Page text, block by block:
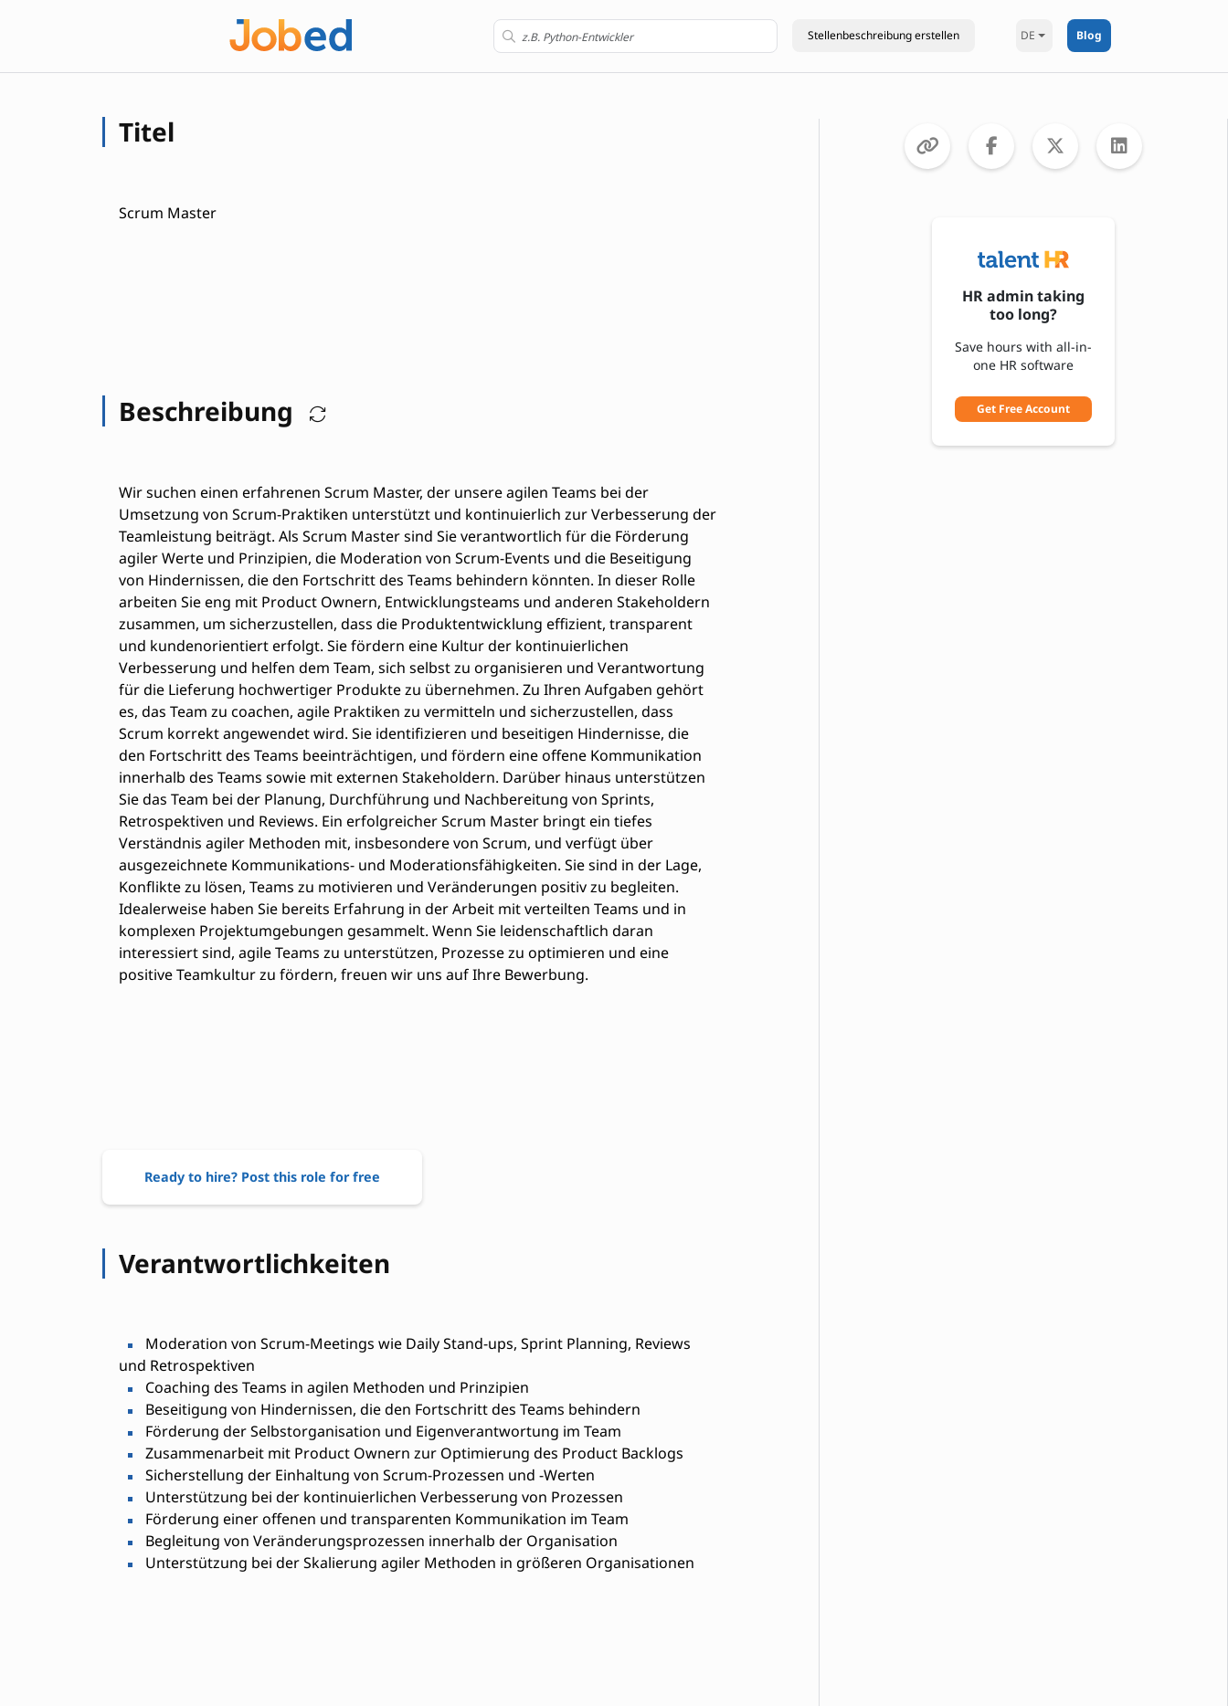
DE Blog
Titel
Scrum Master
Beschreibung
Wir suchen einen erfahrenen Scrum Master, der unsere agilen Teams bei der
Umsetzung von Scrum-Praktiken unterstützt und kontinuierlich zur Verbesserung der
Teamleistung beiträgt. Als Scrum Master sind Sie verantwortlich für die Förderung
agiler Werte und Prinzipien, die Moderation von Scrum-Events und die Beseitigung
von Hindernissen, die den Fortschritt des Teams behindern könnten. In dieser Rolle
arbeiten Sie eng mit Product Ownern, Entwicklungsteams und anderen Stakeholdern
zusammen, um sicherzustellen, dass die Produktentwicklung effizient, transparent
und kundenorientiert erfolgt. Sie fördern eine Kultur der kontinuierlichen
Verbesserung und helfen dem Team, sich selbst zu organisieren und Verantwortung
für die Lieferung hochwertiger Produkte zu übernehmen. Zu Ihren Aufgaben gehört
es, das Team zu coachen, agile Praktiken zu vermitteln und sicherzustellen, dass
Scrum korrekt angewendet wird. Sie identifizieren und beseitigen Hindernisse, die
den Fortschritt des Teams beeinträchtigen, und fördern eine offene Kommunikation
innerhalb des Teams sowie mit externen Stakeholdern. Darüber hinaus unterstützen
Sie das Team bei der Planung, Durchführung und Nachbereitung von Sprints,
Retrospektiven und Reviews. Ein erfolgreicher Scrum Master bringt ein tiefes
Verständnis agiler Methoden mit, insbesondere von Scrum, und verfügt über
ausgezeichnete Kommunikations- und Moderationsfähigkeiten. Sie sind in der Lage,
Konflikte zu lösen, Teams zu motivieren und Veränderungen positiv zu begleiten.
Idealerweise haben Sie bereits Erfahrung in der Arbeit mit verteilten Teams und in
komplexen Projektumgebungen gesammelt. Wenn Sie leidenschaftlich daran
interessiert sind, agile Teams zu unterstützen, Prozesse zu optimieren und eine
positive Teamkultur zu fördern, freuen wir uns auf Ihre Bewerbung.
Ready to hire? Post this role for free
Verantwortlichkeiten
Moderation von Scrum-Meetings wie Daily Stand-ups, Sprint Planning, Reviews
und Retrospektiven
Coaching des Teams in agilen Methoden und Prinzipien
Beseitigung von Hindernissen, die den Fortschritt des Teams behindern
Förderung der Selbstorganisation und Eigenverantwortung im Team
Zusammenarbeit mit Product Ownern zur Optimierung des Product Backlogs
Sicherstellung der Einhaltung von Scrum-Prozessen und -Werten
Unterstützung bei der kontinuierlichen Verbesserung von Prozessen
Förderung einer offenen und transparenten Kommunikation im Team
Begleitung von Veränderungsprozessen innerhalb der Organisation
Unterstützung bei der Skalierung agiler Methoden in größeren Organisationen
HR admin taking
too long?
Save hours with all-in-
one HR software
Get Free Account